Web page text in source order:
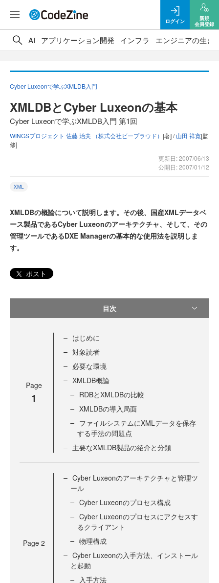
ログイン
新規
会員登録
AI アプリケーション開発 インフラ エンジニアの生き
Cyber Luxeonで学ぶXMLDB入門
XMLDBとCyber Luxeonの基本
Cyber Luxeonで学ぶXMLDB入門 第1回
WINGSプロジェクト 佐藤 治夫 （株式会社ビープラウド） [著] /山田 祥寛[監
修]
更新日: 2007/06/13
公開日: 2007/01/12
XML
XMLDBの概論について説明します。その後、国産XMLデータベ
ース製品であるCyber Luxeonのアーキテクチャ、そして、その
管理ツールであるDXE Managerの基本的な使用法を説明しま
す。
ポスト
目次
Page
1
はじめに
対象読者
必要な環境
XMLDB概論
RDBとXMLDBの比較
XMLDBの導入局面
ファイルシステムにXMLデータを保存
する手法の問題点
主要なXMLDB製品の紹介と分類
Page 2
Cyber Luxeonのアーキテクチャと管理ツ
ール
Cyber Luxeonのプロセス構成
Cyber Luxeonのプロセスにアクセスす
るクライアント
物理構成
Cyber Luxeonの入手方法、インストール
と起動
入手方法